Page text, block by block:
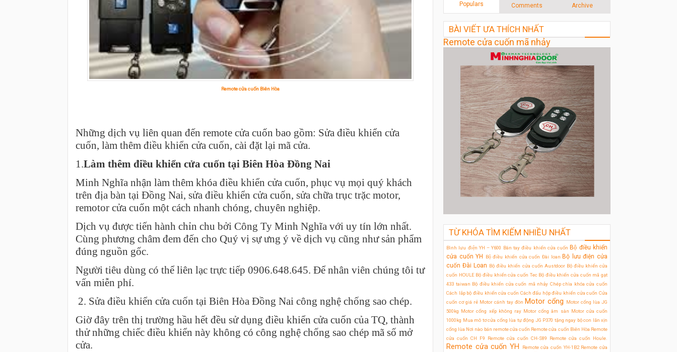
Remote cửa cuốn Biên Hòa
Những dịch vụ liên quan đến remote cửa cuốn bao gồm: Sửa điều khiển cửa
cuốn, làm thêm điều khiển cửa cuốn, cài đặt lại mã cửa.
1.Làm thêm điều khiển cửa cuốn tại Biên Hòa Đồng Nai
Minh Nghĩa nhận làm thêm khóa điều khiển cửa cuốn, phục vụ mọi quý khách
trên địa bàn tại Đồng Nai, sửa điều khiển cửa cuốn, sửa chữa trục trặc motor,
remotor cửa cuốn một cách nhanh chóng, chuyên nghiệp.
Dịch vụ được tiến hành chỉn chu bởi Công Ty Minh Nghĩa với uy tín lớn nhất.
Cùng phương châm đem đến cho Quý vị sự ưng ý về dịch vụ cũng như sản phẩm
đúng nguồn gốc.
Người tiêu dùng có thể liên lạc trực tiếp 0906.648.645. Để nhân viên chúng tôi tư
vấn miễn phí.
2. Sửa điều khiển cửa cuốn tại Biên Hòa Đồng Nai công nghệ chống sao chép.
Giờ đây trên thị trường hầu hết đều sử dụng điều khiển cửa cuốn của TQ, thành
thử những chiếc điều khiển này không có công nghệ chống sao chép mã số mở
cửa.
Populars Comments Archive
BÀI VIẾT ƯA THÍCH NHẤT
Remote cửa cuốn mã nhảy
TỪ KHÓA TÌM KIẾM NHIỀU NHẤT
Bình lưu điện YH – Y600 Bán tay điều khiển cửa cuốn Bộ điều khiển
cửa cuốn YH
Bộ điều khiển cửa cuốn Đài loan Bộ lưu điện cửa
cuốn Đài Loan Bộ điều khiển cửa cuốn Austdoor Bộ điều khiển cửa
cuốn HOULE Bộ điều khiển cửa cuốn Tec Bộ điều khiển cửa cuốn mã gạt
433 taiwan Bộ điều khiển cửa cuốn mã nhảy Chép chìa khóa cửa cuốn
Cách lắp bộ điều khiển cửa cuốn Cách đấu hộp điều khiển cửa cuốn Cửa
cuốn cơ giá rẻ Motor cánh tay đòn Motor cổng
Motor cổng lùa JG
500kg Motor cổng xếp không ray Motor cổng âm sàn Motor cửa cuốn
1000kg Mua mô tơ cửa cổng lùa tự động JG P370 tặng ngay bộ con lăn xịn
cổng lùa Nơi nào bán remote cửa cuốn Remote cửa cuốn Biên Hòa Remote
cửa cuốn CH F9
Remote cửa cuốn CH-S89 Remote cửa cuốn Houle.
Remote cửa cuốn YH Remote cửa cuốn YH-1B2 Remote cửa